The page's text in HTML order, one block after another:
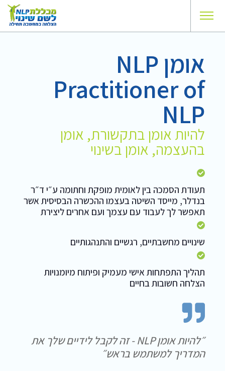
אומן NLP
Practitioner of
NLP
להיות אומן בתקשורת, אומן
בהעצמה, אומן בשינוי
תעודת הסמכה בין לאומית מופקת וחתומה ע״י ד״ר
בנדלר, מייסד השיטה בעצמו ההכשרה הבסיסית אשר
תאפשר לך לעבוד עם עצמך ועם אחרים ליצירת
שינויים מחשבתיים, רגשיים והתנהגותיים
תהליך התפתחות אישי מעמיק ופיתוח מיומנויות
הצלחה חשובות בחיים
״להיות אומן NLP - זה לקבל לידיים שלך את
המדריך למשתמש בראש״